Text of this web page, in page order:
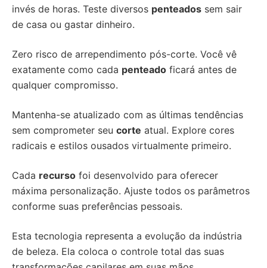
invés de horas. Teste diversos penteados sem sair
de casa ou gastar dinheiro.
Zero risco de arrependimento pós-corte. Você vê
exatamente como cada penteado ficará antes de
qualquer compromisso.
Mantenha-se atualizado com as últimas tendências
sem comprometer seu corte atual. Explore cores
radicais e estilos ousados virtualmente primeiro.
Cada recurso foi desenvolvido para oferecer
máxima personalização. Ajuste todos os parâmetros
conforme suas preferências pessoais.
Esta tecnologia representa a evolução da indústria
de beleza. Ela coloca o controle total das suas